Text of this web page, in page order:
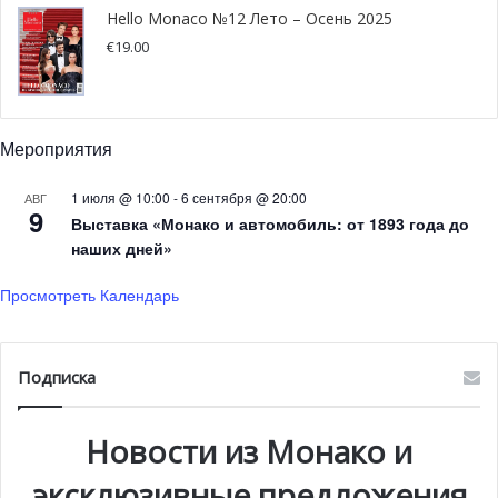
№ 3 Indian Empress
Запрашиваемая цена:
Верфь:Oceanco (2000)
названием Al Mirqab, 95-метровая яхта остается одной
миллиардером Виджаем Малльей. Выставленная на
яхта была продана за 35 миллионов евро и
Hello Monaco №12 Лето – Осень 2025
€19.00
Мероприятия
АВГ
9
1 июля @ 10:00 -6 сентября @ 20:00
Выставка «Монако и автомобиль: от 1893 года до
наших дней»
Просмотреть Календарь
Подписка
Новости из Монако и